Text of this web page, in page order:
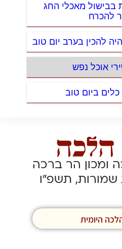
בבישול מאכלי החג
להכרח
להכין בערב יום טוב
אוכל נפש
ביום טוב
ומכון הר ברכה
שמורות, תשפ”ו
היומית